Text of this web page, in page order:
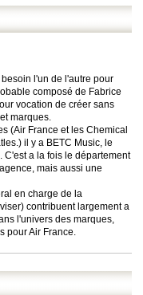
l'un de l'autre pour
composé de Fabrice
vocation de créer sans
marques.
(Air France et les Chemical
il y a BETC Music, le
C'est a la fois le département
mais aussi une
en charge de la
contribuent largement a
l'univers des marques,
pour Air France.